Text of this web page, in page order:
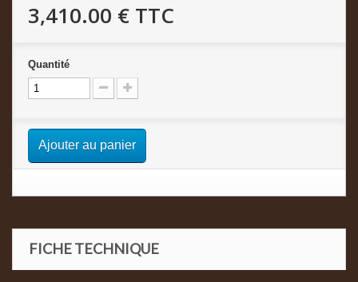
3,410.00 € TTC
Quantité
Ajouter au panier
FICHE TECHNIQUE